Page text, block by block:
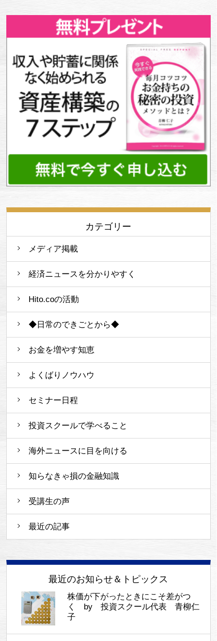
カテゴリー
メディア掲載
経済ニュースを分かりやすく
Hito.coの活動
◆日常のできごとから◆
お金を増やす知恵
よくばりノウハウ
セミナー日程
投資スクールで学べること
海外ニュースに目を向ける
知らなきゃ損の金融知識
受講生の声
最近の記事
最近のお知らせ＆トピックス
株価が下がったときにこそ差がつ
く by 投資スクール代表 青柳仁
子